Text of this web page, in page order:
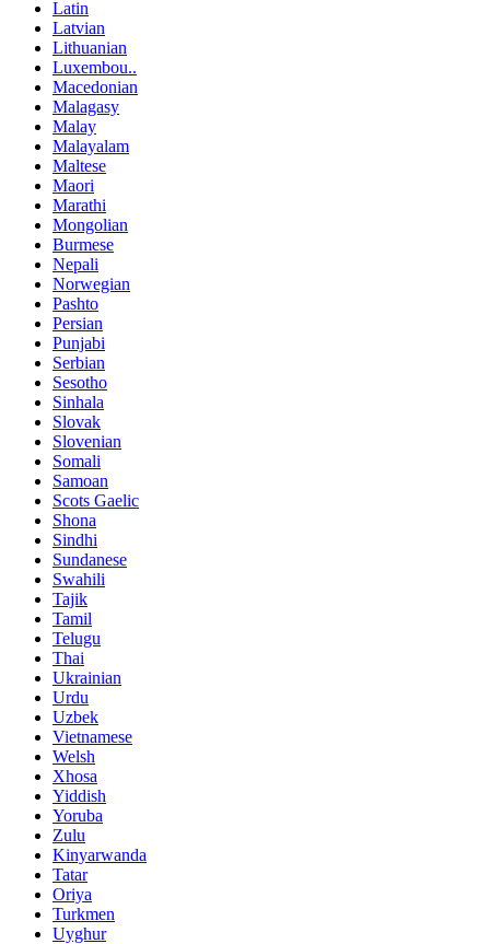
Latin
Latvian
Lithuanian
Luxembou..
Macedonian
Malagasy
Malay
Malayalam
Maltese
Maori
Marathi
Mongolian
Burmese
Nepali
Norwegian
Pashto
Persian
Punjabi
Serbian
Sesotho
Sinhala
Slovak
Slovenian
Somali
Samoan
Scots Gaelic
Shona
Sindhi
Sundanese
Swahili
Tajik
Tamil
Telugu
Thai
Ukrainian
Urdu
Uzbek
Vietnamese
Welsh
Xhosa
Yiddish
Yoruba
Zulu
Kinyarwanda
Tatar
Oriya
Turkmen
Uyghur